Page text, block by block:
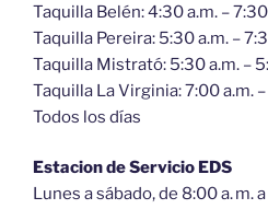
Taquilla Belén: 4:30 a.m. –
Taquilla Pereira: 5:30 a.m. –
Taquilla Mistrató: 5:30 a.m. –
Taquilla La Virginia: 7:00 a.m.
Todos los días
Estacion de Servicio EDS
Lunes a sábado, de 8:00 a. m.